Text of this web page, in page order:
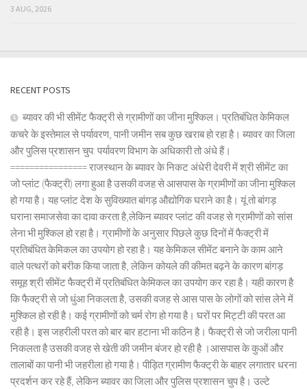
3 AUG, 2026
RECENT POSTS
ब्यावर की भी सीमेंट फैक्ट्री से ग्रामीणों का जीना मुश्किल। प्रतिबंधित केमिकल
कचरे के इस्तेमाल से पर्यावरण, पानी जमीन सब कुछ खराब हो रहा है। ब्यावर का जिला
और पुलिस प्रशासन चुप: पर्यावरण विभाग के अधिकारी तो अंधे हैं।
================ राजस्थान के ब्यावर के निकट अंधेरी देवरी में श्री सीमेंट का
जो प्लांट (फैक्ट्री) लगा हुआ है उसकी वजह से आसपास के ग्रामीणों का जीना मुश्किल
हो गया है। यह प्लांट देश के सुविख्यात बांगड़ औद्योगिक घराने का है। यूं तो बांगड़
घराना समाजसेवा का दावा करता है,लेकिन ब्यावर प्लांट की वजह से ग्रामीणों को सांस
लेना भी मुश्किल हो रहा है। ग्रामीणों के अनुसार पिछले कुछ दिनों में फैक्ट्री में
प्रतिबंधित केमिकल का उपयोग हो रहा है। यह केमिकल सीमेंट बनाने के काम आने
वाले पत्थरों को बरीक किया जाता है, लेकिन कोयले की कीमत बढ़ने के कारण बांगड़
समूह श्री सीमेंट फैक्ट्री में प्रतिबंधित केमिकल का उपयोग कर रहा है। यही कारण है
कि फैक्ट्री से जो धुंआ निकलता है, उसकी वजह से आस पास के लोगों को सांस लेने में
मुश्किल हो रही है। कई ग्रामीणों को चर्म रोग हो गया है। घरों पर मिट्टी की परत आ
रही है। इस जहरीली परत को बार बार हटाना भी कठिन है। फैक्ट्री से जो जरीला पानी
निकलता है उसकी वजह से खेती की जमीन बंजर हो रही है ।आसपास के कुओं और
तालाबों का पानी भी जहरीला हो गया है। पीड़ित ग्रामीण फैक्ट्री के बाहर लगातार धरना
प्रदर्शन कर रहे हैं, लेकिन ब्यावर का जिला और पुलिस प्रशासन चुप है। उल्टे